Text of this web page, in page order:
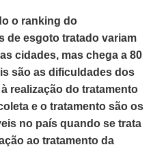
o ranking do
de esgoto tratado variam
cidades, mas chega a 80
são as dificuldades dos
realização do tratamento
e o tratamento são os
no país quando se trata
ao tratamento da